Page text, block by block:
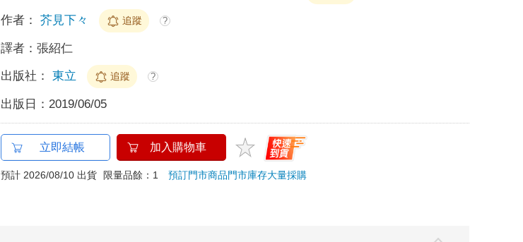
作者： 芥見下々 追蹤 ?
譯者：張紹仁
出版社： 東立 追蹤 ?
出版日： 2019/06/05
立即結帳 加入購物車
預計 2026/08/10 出貨 限量品餘：1預訂門市商品門市庫存大量採購